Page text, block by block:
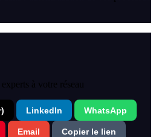
à votre réseau
LinkedIn WhatsApp
Email Copier le lien